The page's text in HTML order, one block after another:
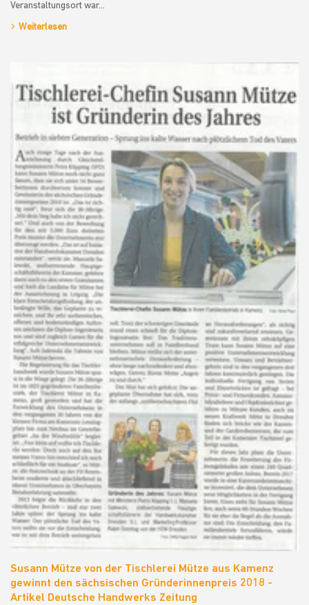
Veranstaltungsort war…
Weiterlesen
Susann Mütze von der Tischlerei Mütze aus Kamenz
gewinnt den sächsischen Gründerinnenpreis 2018 -
Artikel Deutsche Handwerks Zeitung